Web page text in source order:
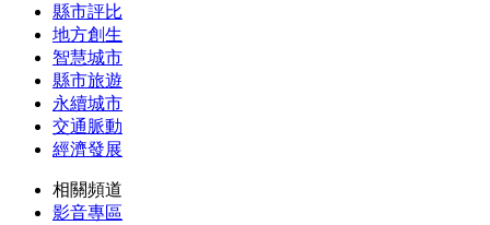
縣市評比
地方創生
智慧城市
縣市旅遊
永續城市
交通脈動
經濟發展
相關頻道
影音專區